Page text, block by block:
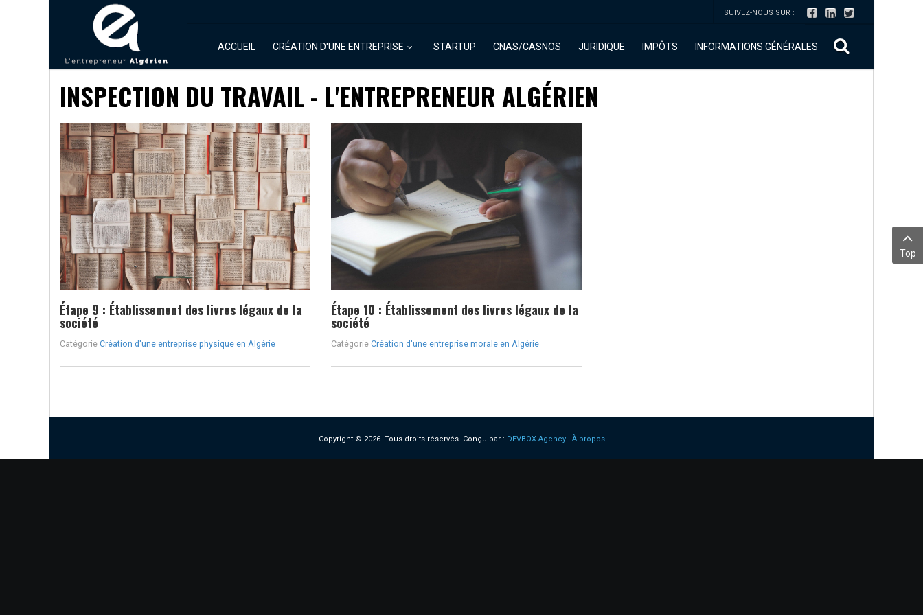
SUIVEZ-NOUS SUR :
ACCUEIL CRÉATION D'UNE ENTREPRISE STARTUP CNAS/CASNOS JURIDIQUE IMPÔTS INFORMATIONS GÉNÉRALES
INSPECTION DU TRAVAIL - L'ENTREPRENEUR ALGÉRIEN
Étape 9 : Établissement des livres légaux de la
société
Catégorie Création d'une entreprise physique en Algérie
Étape 10 : Établissement des livres légaux de la
société
Catégorie Création d'une entreprise morale en Algérie
Copyright © 2026. Tous droits réservés. Conçu par : DEVBOX Agency- À propos
Top